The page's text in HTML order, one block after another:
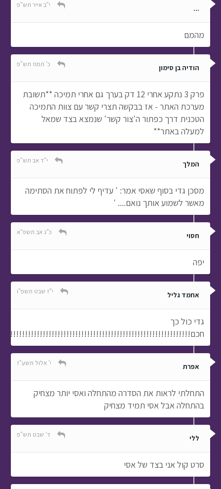
... י"ב אייר תש"פ
מהמם
הודיה בן סימון כ' תמוז תש"פ
פרק 3 נתקע אחרי 12 דק בערך גם אחרי תמיכה **תשובת
מערכת האתר - אז בבקשה תצרי קשר עם צוות התמיכה
הטכנית דרך כפתור ה'צור קשר' שנמצא בצד שמאל
למעלה באתר**
המלך י"ד אב תש"פ
מסכן גדי בסוף שאסי אמר: ' עדיף לי לפתוח את הסתימה
מאשר לשמוע אותך נואם.... '
חסוי כ"ג אב תשפ"א
יפה
אחמד גליל י"ז שבט תשפ"ו
גדי כול כך
אפרת י' אלול תשע"ז
התחלתי לראות את הסדרה מהתחלה ואסי יותר מצחיק
בהתחלה אבל אסי תמיד מצחיק
ללי ד' שבט תש"פ
סרט קול אני בצד של אסי